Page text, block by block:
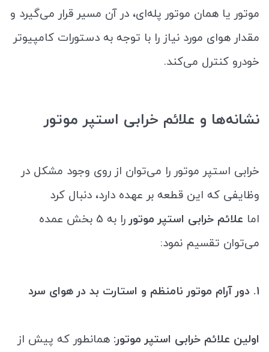
موتور یا همان موتور پله‌ای، در آن مسیر قرار می‌گیرد و
مقدار هوای مورد نیاز را با توجه به دستورات کامپیوتر
خودرو کنترل می‌کند.
نشانه‌ها و علائم خرابی استپر موتور
خرابی استپر موتور را می‌توان از روی وجود مشکل در
وظایفی که این قطعه بر عهده دارد، دنبال کرد
اما علائم خرابی استپر موتور
را به 5 بخش عمده
می‌توان تقسیم نمود:
۱. دور آرام موتور نامنظم و استارت بد در هوای سرد
اولین علائم خرابی استپر موتور: همانطور که پیش از